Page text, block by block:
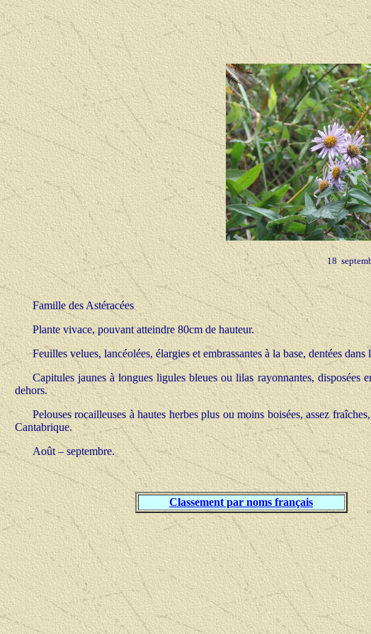
18
Famille des Astéracées
Plante vivace, pouvant atteindre 80cm de hauteur.
Feuilles velues, lancéolées, élargies et embrassantes à la base, dentées dans
Capitules jaunes à longues ligules bleues ou lilas rayonnantes, disposées
dehors.
Pelouses rocailleuses à hautes herbes plus ou moins boisées, assez
Cantabrique.
Août – septembre.
Classement par noms français